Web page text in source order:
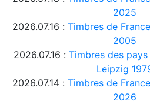
2025
2026.07.16 : Timbres de
2005
2026.07.16 : Timbres des
Leipzig
2026.07.14 : Timbres de
2026